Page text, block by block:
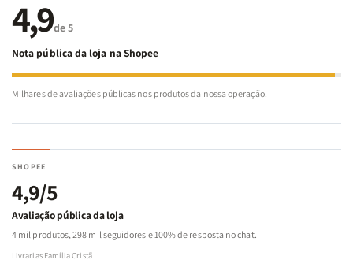
4,9de 5
Nota pública da loja na Shopee
Milhares de avaliações públicas nos produtos da nossa operação.
SHOPEE
4,9/5
Avaliação pública da loja
4 mil produtos, 298 mil seguidores e 100% de resposta no chat.
Livrarias Família Cristã